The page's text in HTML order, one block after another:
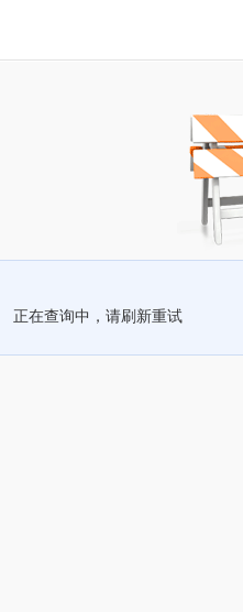
正在查询中，请刷新重试